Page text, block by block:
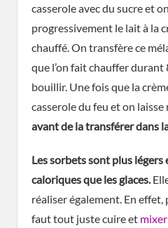
casserole avec du sucre et
progressivement le lait à la
chauffé. On transfère ce
que l’on fait chauffer
bouillir. Une fois que la
casserole du feu et on
avant de la transférer dans
Les sorbets sont plus
caloriques que les glaces.
réaliser également. En
faut tout juste cuire et